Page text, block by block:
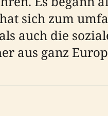
sich zum
auch die
aus ganz